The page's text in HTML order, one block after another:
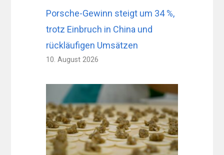
Porsche-Gewinn steigt um 34 %,
trotz Einbruch in China und
rückläufigen Umsätzen
10. August 2026